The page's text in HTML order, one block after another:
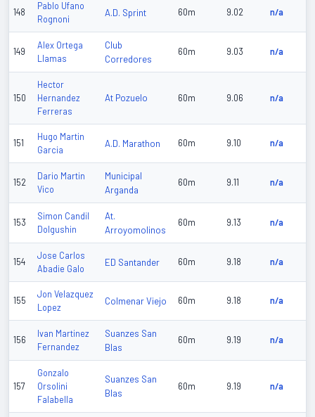
148
Pablo Ufano
Rognoni
A.D. Sprint 60m 9.02 n/a
149
Alex Ortega
Llamas
Club
Corredores
60m 9.03 n/a
150
Hector
Hernandez
Ferreras
At Pozuelo 60m 9.06 n/a
151
Hugo Martin
Garcia
A.D. Marathon 60m 9.10 n/a
152
Dario Martin
Vico
Municipal
Arganda
60m 9.11 n/a
153
Simon Candil
Dolgushin
At.
Arroyomolinos
60m 9.13 n/a
154
Jose Carlos
Abadie Galo
ED Santander 60m 9.18 n/a
155
Jon Velazquez
Lopez
Colmenar Viejo 60m 9.18 n/a
156
Ivan Martinez
Fernandez
Suanzes San
Blas
60m 9.19 n/a
157
Gonzalo
Orsolini
Falabella
Suanzes San
Blas
60m 9.19 n/a